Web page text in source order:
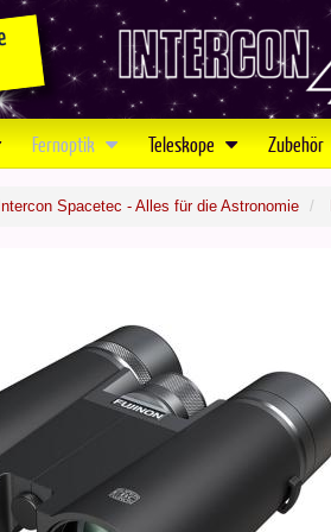
Fernoptik Teleskope Zubehör
Intercon Spacetec - Alles für die Astronomie